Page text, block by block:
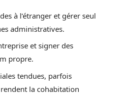
à l’étranger et gérer seul
administratives.
et signer des
propre.
tendues, parfois
la cohabitation